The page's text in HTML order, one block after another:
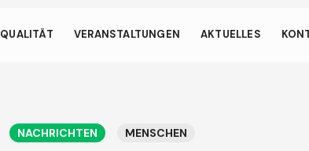
QUALITÄT VERANSTALTUNGEN AKTUELLES
NACHRICHTEN MENSCHEN